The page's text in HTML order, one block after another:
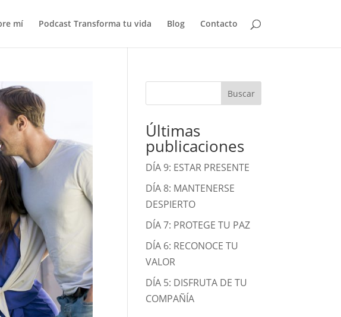
mí Podcast Transforma tu vida Blog Contacto
Buscar
Últimas
publicaciones
DÍA 9: ESTAR PRESENTE
DÍA 8: MANTENERSE
DESPIERTO
DÍA 7: PROTEGE TU PAZ
DÍA 6: RECONOCE TU
VALOR
DÍA 5: DISFRUTA DE TU
COMPAÑÍA